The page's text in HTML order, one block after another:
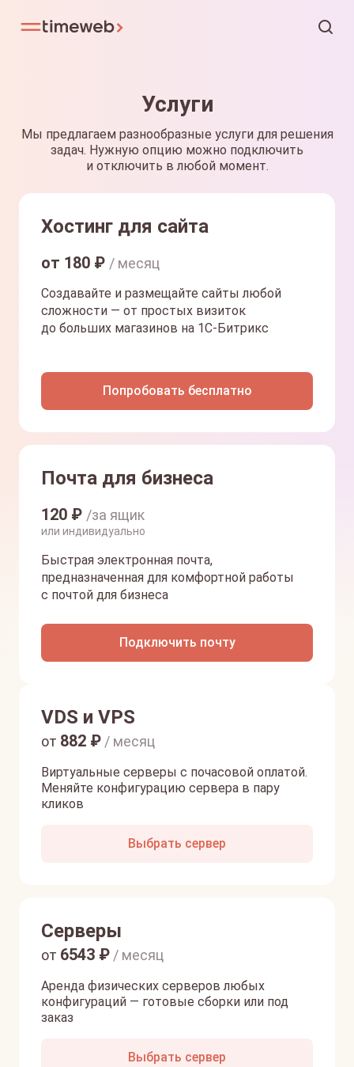
Услуги
Мы предлагаем разнообразные услуги для решения
задач. Нужную опцию можно подключить
и отключить в любой момент.
Хостинг для сайта
от 180 ₽ / месяц
Создавайте и размещайте сайты любой
сложности — от простых визиток
до больших магазинов на 1С-Битрикс
Попробовать бесплатно
Почта для бизнеса
120 ₽ /за ящик
или индивидуально
Быстрая электронная почта,
предназначенная для комфортной работы
с почтой для бизнеса
Подключить почту
VDS и VPS
Виртуальные серверы с почасовой оплатой.
Меняйте конфигурацию сервера в пару
кликов
от 882 ₽ / месяц
Выбрать сервер
Серверы
Аренда физических серверов любых
конфигураций — готовые сборки или под
заказ
от 6543 ₽ / месяц
Выбрать сервер